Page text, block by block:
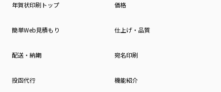
年賀状印刷トップ 価格
簡単Web見積もり 仕上げ・品質
配送・納期 宛名印刷
投函代行 機能紹介